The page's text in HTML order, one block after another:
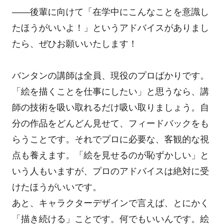
――後輩に向けて「在学中にこんなことを意識し
たほうがいいよ！」というアドバイスがありまし
たら、ぜひお願いいたします！
バンタンの講師は全員、現役のプロばかりです。
「絵を描くことを仕事にしたい」と思うなら、講
師の技術を吸い取れるだけ吸い取りましょう。自
分の作品をどんどん見せて、フィードバックをも
らうことです。それでプロに必要な、客観的な視
点も養えます。「絵を見せるのが恥ずかしい」と
いう人もいますが、プロのアドバイスは絶対に受
けたほうがいいです。
あと、キャラクターデザインで言えば、とにかく
「描き続ける」ことです。何でもいいんです。絵